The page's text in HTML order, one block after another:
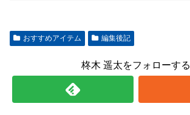
おすすめアイテム 編集後記
柊木 遥太をフォローする